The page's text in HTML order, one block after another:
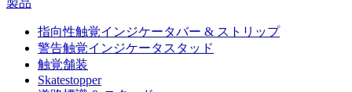
指向性触覚インジケータバー & ストリップ
警告触覚インジケータスタッド
触覚舗装
Skatestopper